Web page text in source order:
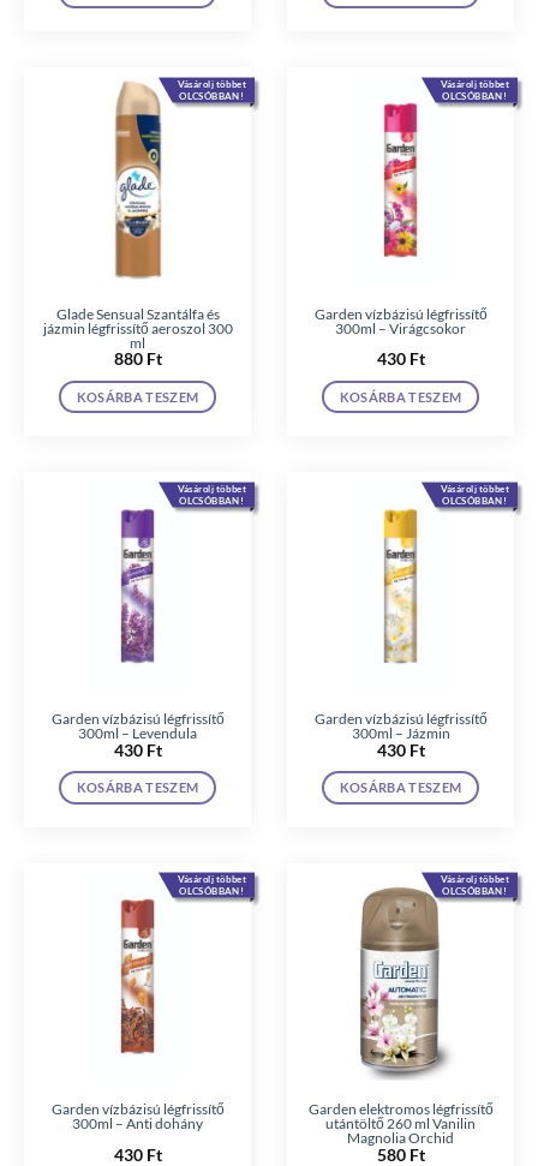
Vásárolj többet
OLCSÓBBAN!
Glade Sensual Szantálfa és
jázmin légfrissítő aeroszol 300
ml
880 Ft
KOSÁRBA TESZEM
Vásárolj többet
OLCSÓBBAN!
Garden vízbázisú légfrissítő
300ml – Virágcsokor
430 Ft
KOSÁRBA TESZEM
Vásárolj többet
OLCSÓBBAN!
Garden vízbázisú légfrissítő
300ml – Levendula
430 Ft
KOSÁRBA TESZEM
Vásárolj többet
OLCSÓBBAN!
Garden vízbázisú légfrissítő
300ml – Jázmin
430 Ft
KOSÁRBA TESZEM
Vásárolj többet
OLCSÓBBAN!
Garden vízbázisú légfrissítő
300ml – Anti dohány
430 Ft
Vásárolj többet
OLCSÓBBAN!
Garden elektromos légfrissítő
utántöltő 260 ml Vanilin
Magnolia Orchid
580 Ft